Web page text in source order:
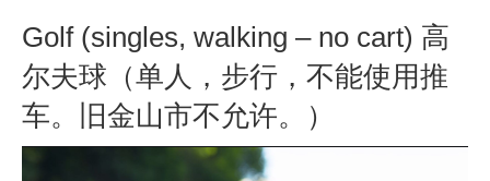
Golf (singles, walking – no cart) 高
尔夫球（单人，步行，不能使用推
车。旧金山市不允许。）